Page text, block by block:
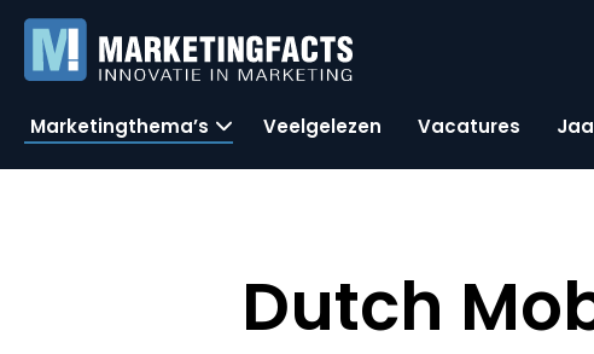
Marketingthema’s Veelgelezen Vacatures
Dutch